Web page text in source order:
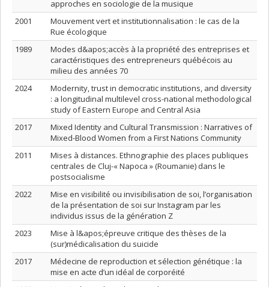
approches en sociologie de la musique
2001
Mouvement vert et institutionnalisation : le cas de la
Rue écologique
1989
Modes d&apos;accès à la propriété des entreprises et
caractéristiques des entrepreneurs québécois au
milieu des années 70
2024
Modernity, trust in democratic institutions, and diversity
: a longitudinal multilevel cross-national methodological
study of Eastern Europe and Central Asia
2017
Mixed Identity and Cultural Transmission : Narratives of
Mixed-Blood Women from a First Nations Community
2011
Mises à distances. Ethnographie des places publiques
centrales de Cluj-« Napoca » (Roumanie) dans le
postsocialisme
2022
Mise en visibilité ou invisibilisation de soi, l’organisation
de la présentation de soi sur Instagram par les
individus issus de la génération Z
2023
Mise à l&apos;épreuve critique des thèses de la
(sur)médicalisation du suicide
2017
Médecine de reproduction et sélection génétique : la
mise en acte d’un idéal de corporéité